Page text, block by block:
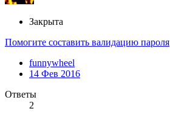
Закрыта
Помогите составить валидацию пароля
funnywheel
14 Фев 2016
Ответы
2